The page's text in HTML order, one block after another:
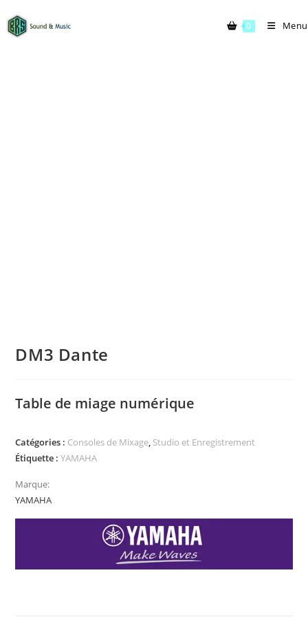
0 Menu
DM3 Dante
Table de miage numérique
Catégories : Consoles de Mixage, Studio et Enregistrement
Étiquette :YAMAHA
Marque:
YAMAHA